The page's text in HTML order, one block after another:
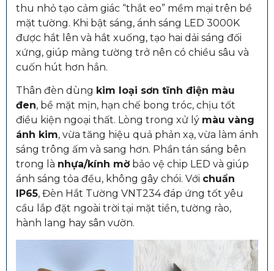
thu nhỏ tạo cảm giác “thắt eo” mềm mại trên bề
mặt tường. Khi bật sáng, ánh sáng LED 3000K
được hắt lên và hắt xuống, tạo hai dải sáng đối
xứng, giúp mảng tường trở nên có chiều sâu và
cuốn hút hơn hẳn.
Thân đèn dùng kim loại sơn tĩnh điện màu
đen, bề mặt mịn, hạn chế bong tróc, chịu tốt
điều kiện ngoại thất. Lòng trong xử lý màu vàng
ánh kim, vừa tăng hiệu quả phản xạ, vừa làm ánh
sáng trông ấm và sang hơn. Phần tán sáng bên
trong là nhựa/kính mờ bảo vệ chip LED và giúp
ánh sáng tỏa đều, không gây chói. Với chuẩn
IP65, Đèn Hắt Tường VNT234 đáp ứng tốt yêu
cầu lắp đặt ngoài trời tại mặt tiền, tường rào,
hành lang hay sân vườn.